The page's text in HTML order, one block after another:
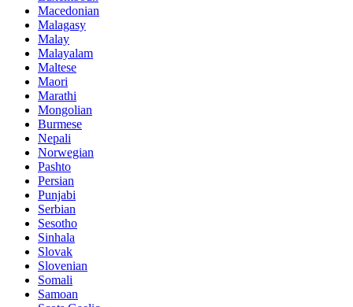
Macedonian
Malagasy
Malay
Malayalam
Maltese
Maori
Marathi
Mongolian
Burmese
Nepali
Norwegian
Pashto
Persian
Punjabi
Serbian
Sesotho
Sinhala
Slovak
Slovenian
Somali
Samoan